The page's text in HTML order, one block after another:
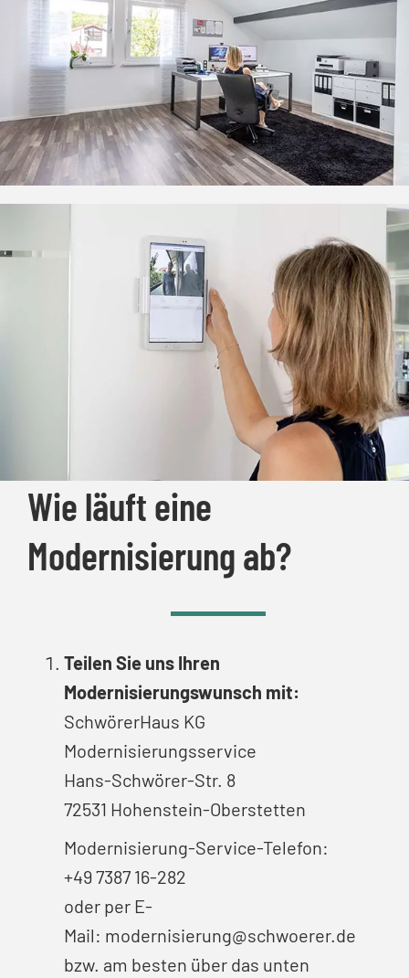
Wie läuft eine
Modernisierung ab?
Teilen Sie uns Ihren
Modernisierungswunsch mit:
SchwörerHaus KG
Modernisierungsservice
Hans-Schwörer-Str. 8
72531 Hohenstein-Oberstetten
Modernisierung-Service-Telefon:
+49 7387 16-282
oder per E-
Mail: modernisierung@schwoerer.de
bzw. am besten über das unten